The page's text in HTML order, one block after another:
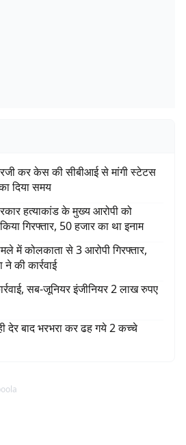
कर केस की सीबीआई से मांगी स्टेटस
दिया समय
हत्याकांड के मुख्य आरोपी को
गिरफ्तार, 50 हजार का था इनाम
में कोलकाता से 3 आरोपी गिरफ्तार,
की कार्रवाई
सब-जूनियर इंजीनियर 2 लाख रुपए
देर बाद भरभरा कर ढह गये 2 कच्चे